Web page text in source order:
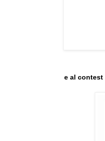
e al contest